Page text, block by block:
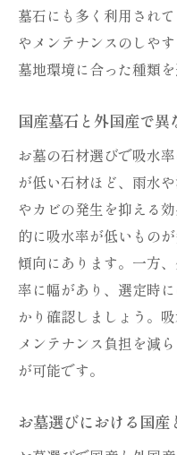
墓石にも多く利用され
やメンテナンスのしや
墓地環境に合った種類
国産墓石と外国産で
お墓の石材選びで吸水
が低い石材ほど、雨水
やカビの発生を抑える
的に吸水率が低いもの
傾向にあります。一方
率に幅があり、選定時
かり確認しましょう。
メンテナンス負担を減
が可能です。
お墓選びにおける国